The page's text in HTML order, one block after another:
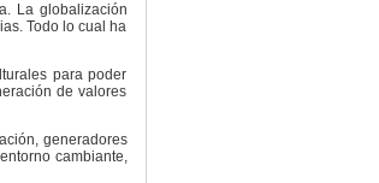
La globalización
Todo lo cual ha
para poder
de valores
generadores
cambiante,